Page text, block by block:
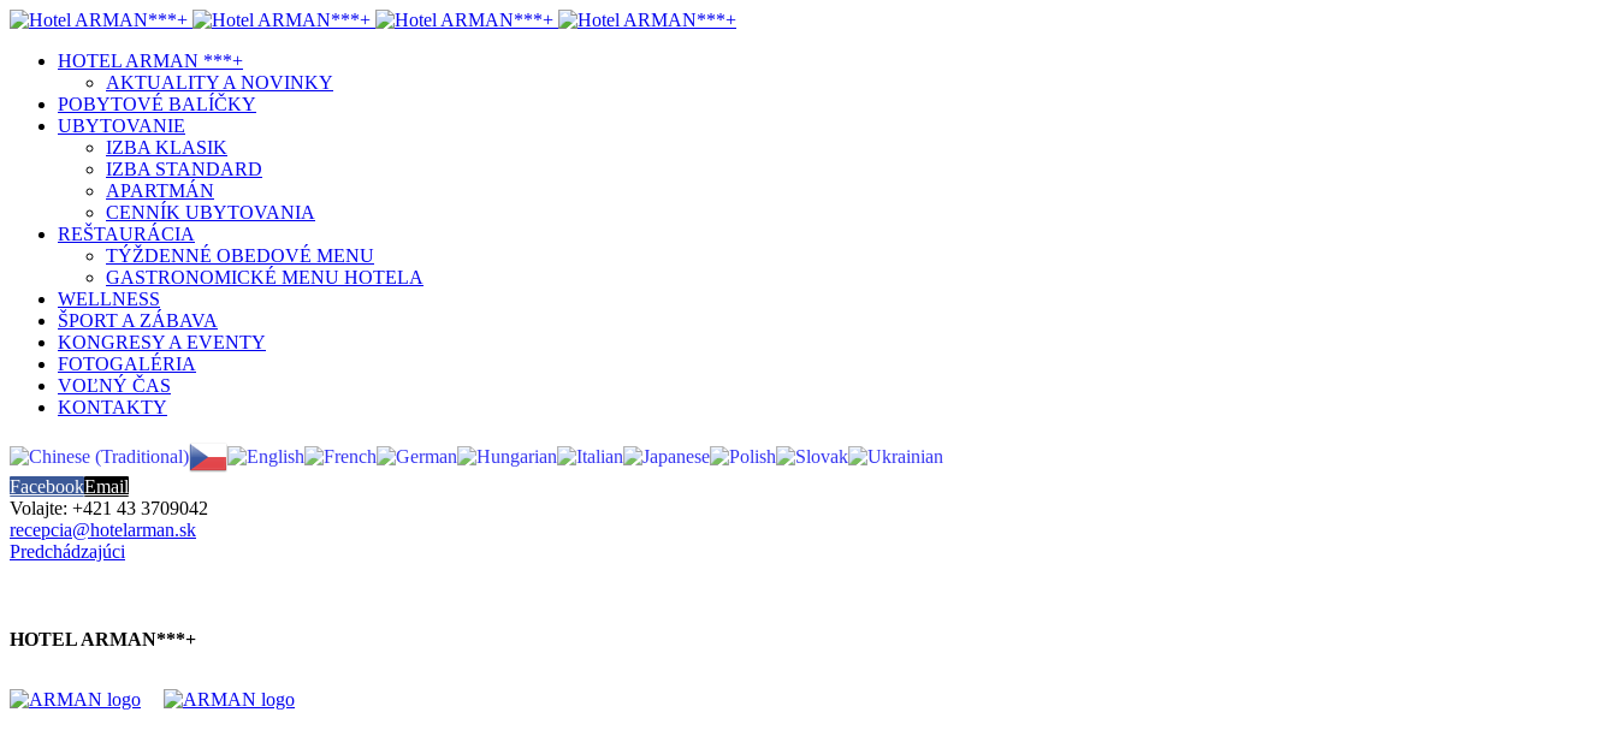
HOTEL ARMAN ***+
AKTUALITY A NOVINKY
POBYTOVÉ BALÍČKY
UBYTOVANIE
IZBA KLASIK
IZBA STANDARD
APARTMÁN
CENNÍK UBYTOVANIA
REŠTAURÁCIA
TÝŽDENNÉ OBEDOVÉ MENU
GASTRONOMICKÉ MENU HOTELA
WELLNESS
ŠPORT A ZÁBAVA
KONGRESY A EVENTY
FOTOGALÉRIA
VOĽNÝ ČAS
KONTAKTY
FacebookEmail
Volajte: +421 43 3709042
recepcia@hotelarman.sk
Predchádzajúci
HOTEL ARMAN***+